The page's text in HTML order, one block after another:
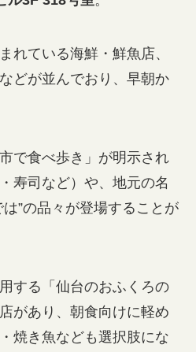
れている海鮮・鮮魚店、
どが並んでおり、早朝か
で食べ歩き」が明示され
寿司など）や、地元の名
”の品々が登場することが
する「仙台のおふくろの
があり、朝食向けに軽め
焼き魚なども選択肢にな